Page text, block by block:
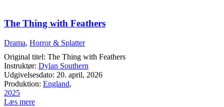
The Thing with Feathers
Drama, Horror & Splatter
Original titel: The Thing with Feathers
Instruktør: Dylan Southern
Udgivelsesdato: 20. april, 2026
Produktion: England,
2025
Læs mere